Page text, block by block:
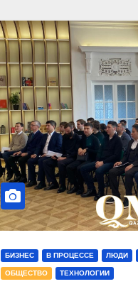
БИЗНЕС В ПРОЦЕССЕ ЛЮДИ
ОБЩЕСТВО ТЕХНОЛОГИИ